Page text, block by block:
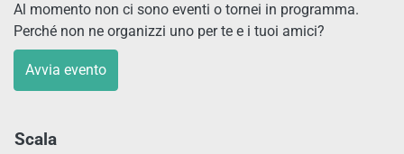
Al momento non ci sono eventi o tornei in programma.
Perché non ne organizzi uno per te e i tuoi amici?
Avvia evento
Scala